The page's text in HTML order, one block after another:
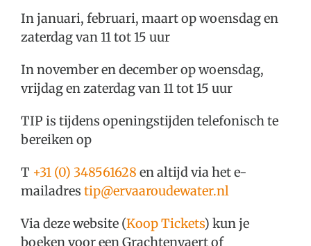
Over Oudewater
Plan je bezoek
In januari, februari, maart op woensdag en
zaterdag van 11 tot 15 uur
In november en december op woensdag,
vrijdag en zaterdag van 11 tot 15 uur
TIP is tijdens openingstijden telefonisch te
bereiken op
T +31 (0) 348561628 en altijd via het e-
mailadres tip@ervaaroudewater.nl
Via deze website (Koop Tickets) kun je
boeken voor een Grachtenvaert of